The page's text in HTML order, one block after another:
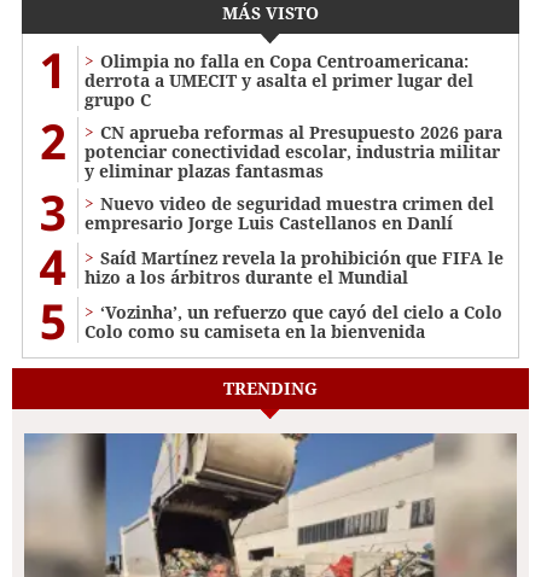
MÁS VISTO
1
Olimpia no falla en Copa Centroamericana:
derrota a UMECIT y asalta el primer lugar del
grupo C
2
CN aprueba reformas al Presupuesto 2026 para
potenciar conectividad escolar, industria militar
y eliminar plazas fantasmas
3
Nuevo video de seguridad muestra crimen del
empresario Jorge Luis Castellanos en Danlí
4
Saíd Martínez revela la prohibición que FIFA le
hizo a los árbitros durante el Mundial
5
‘Vozinha’, un refuerzo que cayó del cielo a Colo
Colo como su camiseta en la bienvenida
TRENDING